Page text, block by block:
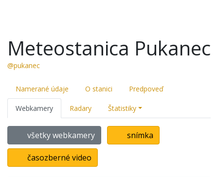
Meteostanica Pukanec
@pukanec
Namerané údaje O stanici Predpoveď
Webkamery Radary Štatistiky
všetky webkamery snímka
časozberné video